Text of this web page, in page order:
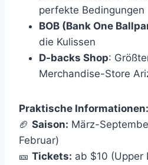
perfekte Bedingungen
BOB (Bank One
die Kulissen
D-backs Shop:
Merchandise-Store
Praktische Informationen:
🏈 Saison: März-
Februar)
🎫 Tickets: ab $10 (Upper